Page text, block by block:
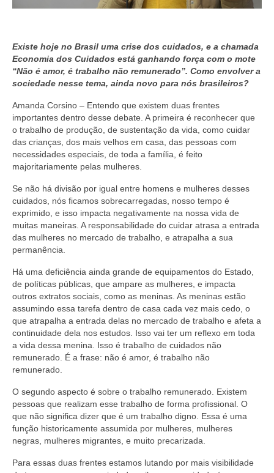
Existe hoje no Brasil uma crise dos cuidados, e a chamada
Economia dos Cuidados está ganhando força com o mote
“Não é amor, é trabalho não remunerado”. Como envolver a
sociedade nesse tema, ainda novo para nós brasileiros?
Amanda Corsino – Entendo que existem duas frentes
importantes dentro desse debate. A primeira é reconhecer que
o trabalho de produção, de sustentação da vida, como cuidar
das crianças, dos mais velhos em casa, das pessoas com
necessidades especiais, de toda a família, é feito
majoritariamente pelas mulheres.
Se não há divisão por igual entre homens e mulheres desses
cuidados, nós ficamos sobrecarregadas, nosso tempo é
exprimido, e isso impacta negativamente na nossa vida de
muitas maneiras. A responsabilidade do cuidar atrasa a entrada
das mulheres no mercado de trabalho, e atrapalha a sua
permanência.
Há uma deficiência ainda grande de equipamentos do Estado,
de políticas públicas, que ampare as mulheres, e impacta
outros extratos sociais, como as meninas. As meninas estão
assumindo essa tarefa dentro de casa cada vez mais cedo, o
que atrapalha a entrada delas no mercado de trabalho e afeta a
continuidade dela nos estudos. Isso vai ter um reflexo em toda
a vida dessa menina. Isso é trabalho de cuidados não
remunerado. É a frase: não é amor, é trabalho não
remunerado.
O segundo aspecto é sobre o trabalho remunerado. Existem
pessoas que realizam esse trabalho de forma profissional. O
que não significa dizer que é um trabalho digno. Essa é uma
função historicamente assumida por mulheres, mulheres
negras, mulheres migrantes, e muito precarizada.
Para essas duas frentes estamos lutando por mais visibilidade